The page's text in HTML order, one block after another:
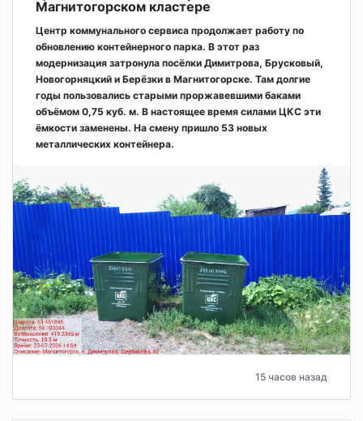
Магнитогорском кластере
Центр коммунального сервиса продолжает работу по
обновлению контейнерного парка. В этот раз
модернизация затронула посёлки Димитрова, Брусковый,
Новогорняцкий и Берёзки в Магнитогорске. Там долгие
годы пользовались старыми проржавевшими баками
объёмом 0,75 куб. м. В настоящее время силами ЦКС эти
ёмкости заменены. На смену пришло 53 новых
металлических контейнера.
15 часов назад